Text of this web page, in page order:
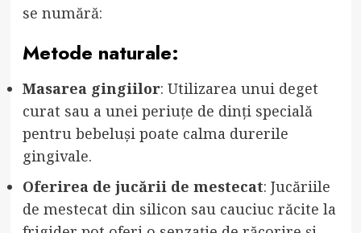
se numără:
Metode naturale:
Masarea gingiilor: Utilizarea unui deget
curat sau a unei periuțe de dinți specială
pentru bebeluși poate calma durerile
gingivale.
Oferirea de jucării de mestecat: Jucăriile
de mestecat din silicon sau cauciuc răcite la